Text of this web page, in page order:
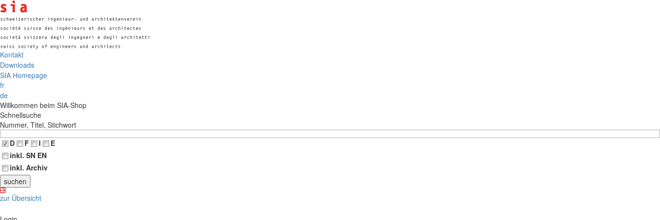
Kontakt
Downloads
SIA Homepage
fr
de
Willkommen beim SIA-Shop
Schnellsuche
Nummer, Titel, Stichwort
D
F I
E
inkl. SN EN
inkl. Archiv
zur Übersicht